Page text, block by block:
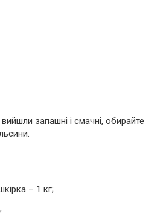
запашні і смачні, обирайте
– 1 кг;